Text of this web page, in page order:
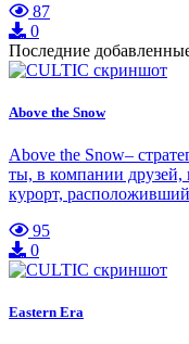
87
0
Последние
Above the Snow
Above the Snow–
ты, в компании друзей,
курорт,
95
0
Eastern Era